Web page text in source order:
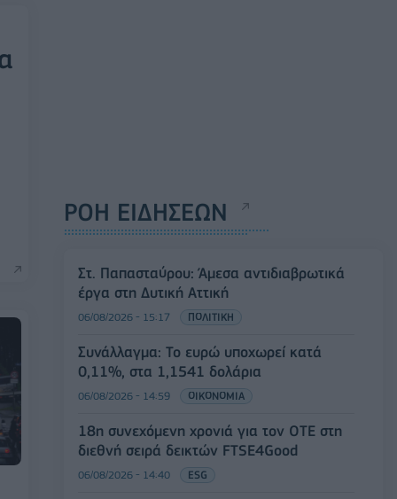
ΡΟΗ ΕΙΔΗΣΕΩΝ
Στ. Παπασταύρου: Άμεσα αντιδιαβρωτικά
έργα στη Δυτική Αττική
06/08/2026 - 15:17 ΠΟΛΙΤΙΚΗ
Συνάλλαγμα: Το ευρώ υποχωρεί κατά
0,11%, στα 1,1541 δολάρια
06/08/2026 - 14:59 ΟΙΚΟΝΟΜΙΑ
18η συνεχόμενη χρονιά για τον ΟΤΕ στη
διεθνή σειρά δεικτών FTSE4Good
06/08/2026 - 14:40 ESG